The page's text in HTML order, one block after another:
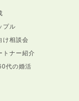
プル
け相談会
トナー紹介
代の婚活